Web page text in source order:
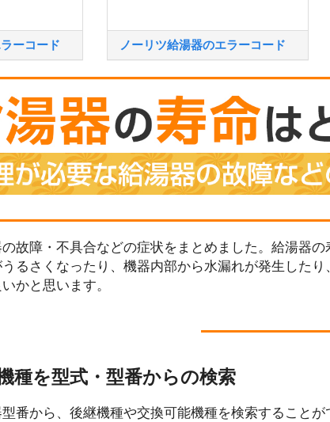
ーコード ノーリツ給湯器のエラーコード
故障・不具合などの症状をまとめました。給湯器
るさくなったり、機器内部から水漏れが発生した
かと思います。
種を型式・型番からの検索
番から、後継機種や交換可能機種を検索すること